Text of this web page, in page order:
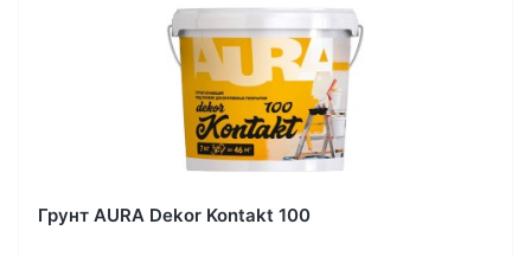
Грунт AURA Dekor Kontakt 100